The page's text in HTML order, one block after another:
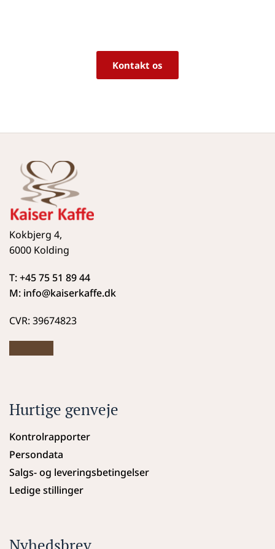
Kontakt os
Kokbjerg 4,
6000 Kolding
T: +45 75 51 89 44
M: info@kaiserkaffe.dk
CVR: 39674823
Hurtige genveje
Kontrolrapporter
Persondata
Salgs- og leveringsbetingelser
Ledige stillinger
Nyhedsbrev